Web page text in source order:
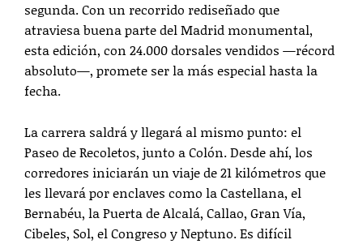
segunda. Con un recorrido rediseñado que
atraviesa buena parte del Madrid monumental,
esta edición, con 24.000 dorsales vendidos —récord
absoluto—, promete ser la más especial hasta la
fecha.
La carrera saldrá y llegará al mismo punto: el
Paseo de Recoletos, junto a Colón. Desde ahí, los
corredores iniciarán un viaje de 21 kilómetros que
les llevará por enclaves como la Castellana, el
Bernabéu, la Puerta de Alcalá, Callao, Gran Vía,
Cibeles, Sol, el Congreso y Neptuno. Es difícil